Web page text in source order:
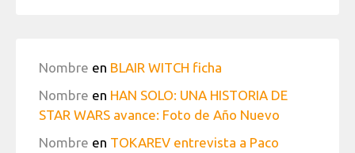
Nombre en BLAIR WITCH ficha
Nombre en HAN SOLO: UNA HISTORIA DE
STAR WARS avance: Foto de Año Nuevo
Nombre en TOKAREV entrevista a Paco